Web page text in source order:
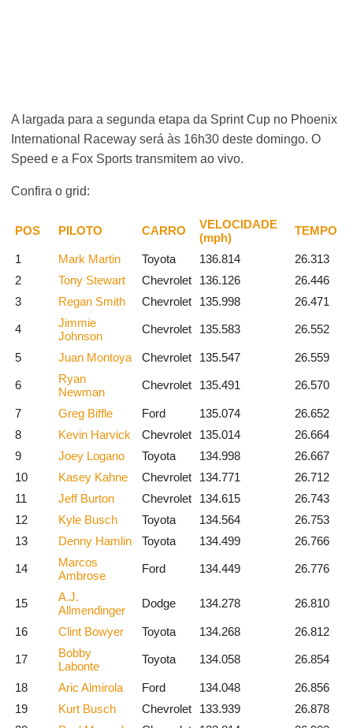
A largada para a segunda etapa da Sprint Cup no Phoenix
International Raceway será às 16h30 deste domingo. O
Speed e a Fox Sports transmitem ao vivo.
Confira o grid:
POS PILOTO CARRO
VELOCIDADE
(mph)
TEMPO
1 Mark Martin Toyota 136.814
26.313
2
Tony Stewart Chevrolet 136.126
26.446
3
Regan Smith Chevrolet 135.998 26.471
4
Jimmie
Johnson
Chevrolet 135.583 26.552
5 Juan Montoya Chevrolet 135.547 26.559
6
Ryan
Newman
Chevrolet 135.491 26.570
7 Greg Biffle Ford 135.074
26.652
8
Kevin Harvick Chevrolet 135.014
26.664
9
Joey Logano Toyota 134.998
26.667
10
Kasey Kahne Chevrolet 134.771
26.712
11
Jeff Burton Chevrolet 134.615
26.743
12
Kyle Busch Toyota 134.564
26.753
13
Denny Hamlin Toyota 134.499 26.766
14
Marcos
Ambrose
Ford 134.449 26.776
15
A.J.
Allmendinger
Dodge 134.278 26.810
16 Clint Bowyer Toyota 134.268 26.812
17
Bobby
Labonte
Toyota 134.058 26.854
18 Aric Almirola Ford 134.048
26.856
19
Kurt Busch Chevrolet 133.939
26.878